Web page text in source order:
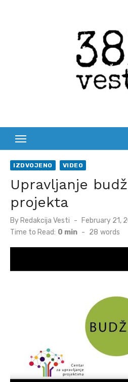
IZDVOJENO VIDEO
Upravljanje
projekta
By Redakcija Vesti
Posted
February 21,
Time to Read: 0 min - 28 words